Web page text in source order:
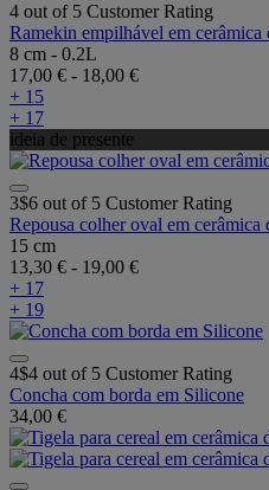
4 out of 5 Customer Rating
Ramekin empilhável em cerâmica
8 cm - 0.2L
17,00 € - 18,00 €
+ 15
+ 17
ideia de presente
3$6 out of 5 Customer Rating
Repousa colher oval em cerâmica
15 cm
13,30 € - 19,00 €
+ 17
+ 19
4$4 out of 5 Customer Rating
Concha com borda em Silicone
34,00 €